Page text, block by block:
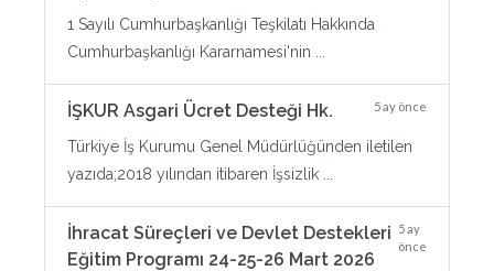
1 Sayılı Cumhurbaşkanlığı Teşkilatı Hakkında
Cumhurbaşkanlığı Kararnamesi'nin ...
İŞKUR Asgari Ücret Desteği Hk. 5 ay önce
Türkiye İş Kurumu Genel Müdürlüğünden iletilen
yazıda;2018 yılından itibaren İşsizlik ...
İhracat Süreçleri ve Devlet Destekleri
Eğitim Programı 24-25-26 Mart 2026
5 ay
önce